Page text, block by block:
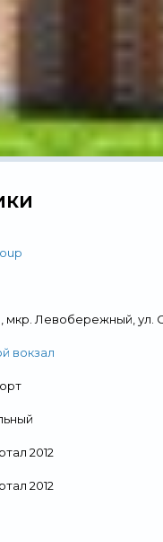
мкр. Левобережный, ул.
вокзал
2012
2012